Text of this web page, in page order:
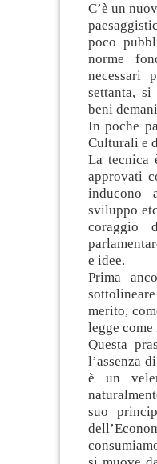
C’è un
poco
norme
necessari
settanta,
beni
In poche
Culturali e
La tecnica
approvati
inducono
sviluppo
coraggio
e idee.
Prima
merito,
legge come
Questa
l’assenza
è un
suo